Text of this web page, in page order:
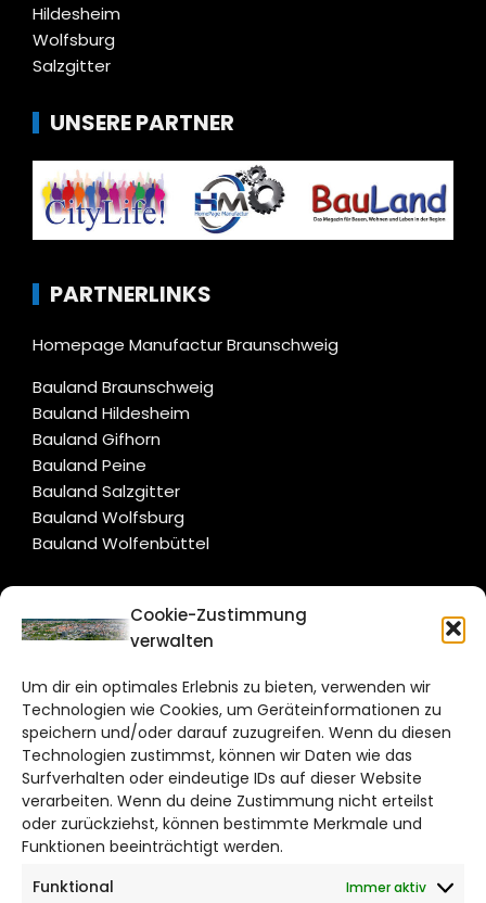
Cookie-Zustimmung
verwalten
Um dir ein optimales Erlebnis zu bieten, verwenden wir
Technologien wie Cookies, um Geräteinformationen zu
speichern und/oder darauf zuzugreifen. Wenn du diesen
Technologien zustimmst, können wir Daten wie das
Surfverhalten oder eindeutige IDs auf dieser Website
verarbeiten. Wenn du deine Zustimmung nicht erteilst
oder zurückziehst, können bestimmte Merkmale und
Funktionen beeinträchtigt werden.
Funktional
Immer aktiv
Hildesheim
Wolfsburg
Salzgitter
UNSERE PARTNER
PARTNERLINKS
Homepage Manufactur Braunschweig
Bauland Braunschweig
Bauland Hildesheim
Bauland Gifhorn
Bauland Peine
Bauland Salzgitter
Bauland Wolfsburg
Bauland Wolfenbüttel
CITYLIFE!
Bruchtorwall 12
38100 Braunschweig
Telefon: 0531 387220 – 65
DAS STADTMAGAZIN FÜR
BRAUNSCHWEIG
Impressum